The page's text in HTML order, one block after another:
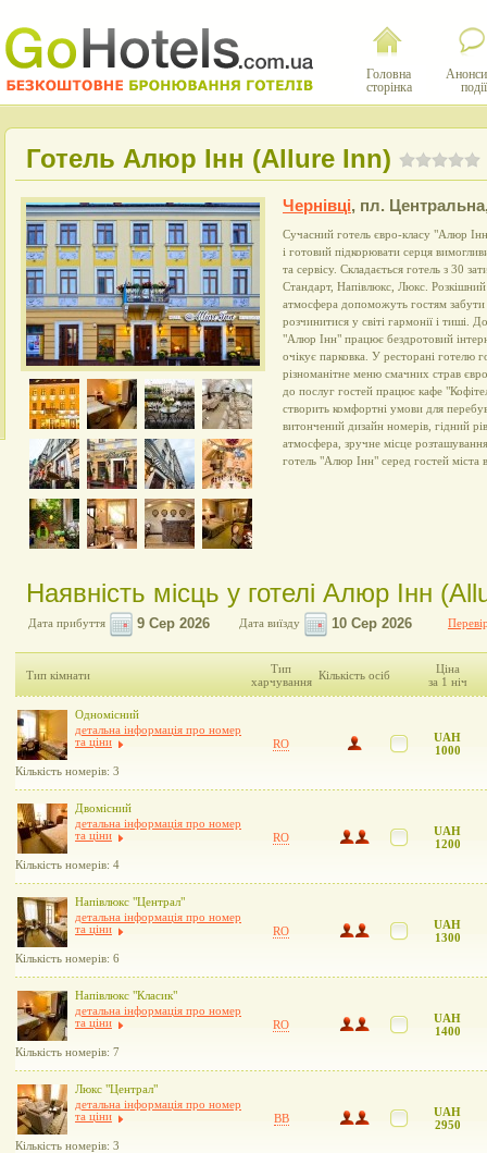
Головна
сторінка
події
Готель Алюр Інн (Allure Inn)
Чернівці, пл.
Сучасний готель євро-класу "Алюр
і готовий підкорювати серця
та сервісу. Складається готель з 30
Стандарт, Напівлюкс, Люкс.
атмосфера допоможуть гостям забути
розчинитися у світі гармонії і тиші.
"Алюр Інн" працює бездротовий
очікує парковка. У ресторані готелю
різноманітне меню смачних страв
до послуг гостей працює кафе
створить комфортні умови для
витончений дизайн номерів, гідний
атмосфера, зручне місце
готель "Алюр Інн" серед гостей міста
Наявність місць у готелі Алюр Інн
Дата прибуття Дата виїзду
Тип кімнати
Тип
харчування Кількість осіб
Ціна
за 1 ніч
Одномісний
детальна інформація про номер
та ціни
Кількість номерів: 3
RO
UAH
1000
Двомісний
детальна інформація про номер
та ціни
Кількість номерів: 4
RO
UAH
1200
Напівлюкс "Централ"
детальна інформація про номер
та ціни
Кількість номерів: 6
RO
UAH
1300
Напівлюкс "Класик"
детальна інформація про номер
та ціни
Кількість номерів: 7
RO
UAH
1400
Люкс "Централ"
детальна інформація про номер
та ціни
Кількість номерів: 3
BB
UAH
2950